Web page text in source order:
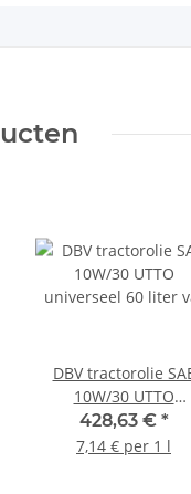
DBV tractorolie
10W/30 UTTO
universeel 60 liter
428,63 € *
7,14 € per 1 l